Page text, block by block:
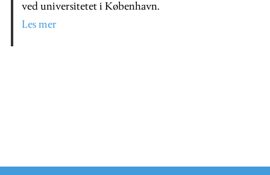
ved universitetet i København.
Les mer